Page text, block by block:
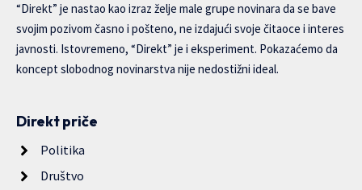
“Direkt” je nastao kao izraz želje male grupe novinara da se bave
svojim pozivom časno i pošteno, ne izdajući svoje čitaoce i interes
javnosti. Istovremeno, “Direkt” je i eksperiment. Pokazaćemo da
koncept slobodnog novinarstva nije nedostižni ideal.
Direkt priče
Politika
Društvo